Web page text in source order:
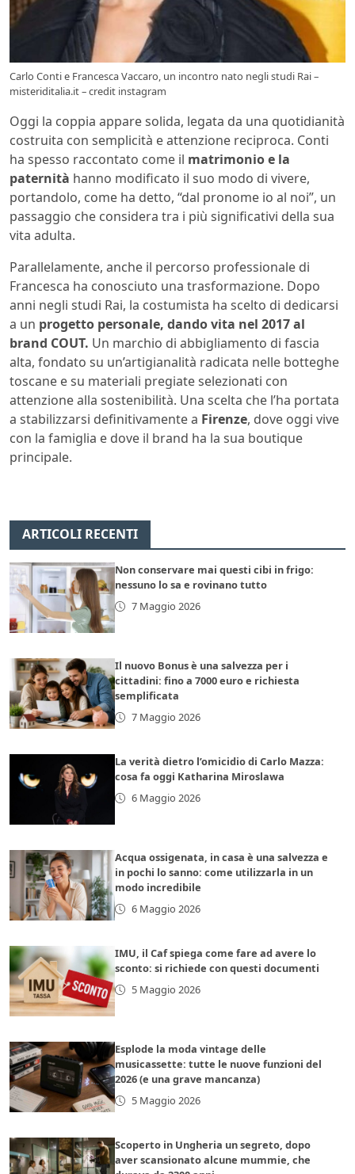
Carlo Conti e Francesca Vaccaro, un incontro nato negli studi Rai –
misteriditalia.it – credit instagram
Oggi la coppia appare solida, legata da una quotidianità
costruita con semplicità e attenzione reciproca. Conti
ha spesso raccontato come il matrimonio e la
paternità hanno modificato il suo modo di vivere,
portandolo, come ha detto, “dal pronome io al noi”, un
passaggio che considera tra i più significativi della sua
vita adulta.
Parallelamente, anche il percorso professionale di
Francesca ha conosciuto una trasformazione. Dopo
anni negli studi Rai, la costumista ha scelto di dedicarsi
a un progetto personale, dando vita nel 2017 al
brand COUT. Un marchio di abbigliamento di fascia
alta, fondato su un’artigianalità radicata nelle botteghe
toscane e su materiali pregiate selezionati con
attenzione alla sostenibilità. Una scelta che l’ha portata
a stabilizzarsi definitivamente a Firenze, dove oggi vive
con la famiglia e dove il brand ha la sua boutique
principale.
ARTICOLI RECENTI
Non conservare mai questi cibi in frigo:
nessuno lo sa e rovinano tutto
7 Maggio 2026
Il nuovo Bonus è una salvezza per i
cittadini: fino a 7000 euro e richiesta
semplificata
7 Maggio 2026
La verità dietro l’omicidio di Carlo Mazza:
cosa fa oggi Katharina Miroslawa
6 Maggio 2026
Acqua ossigenata, in casa è una salvezza e
in pochi lo sanno: come utilizzarla in un
modo incredibile
6 Maggio 2026
IMU, il Caf spiega come fare ad avere lo
sconto: si richiede con questi documenti
5 Maggio 2026
Esplode la moda vintage delle
musicassette: tutte le nuove funzioni del
2026 (e una grave mancanza)
5 Maggio 2026
Scoperto in Ungheria un segreto, dopo
aver scansionato alcune mummie, che